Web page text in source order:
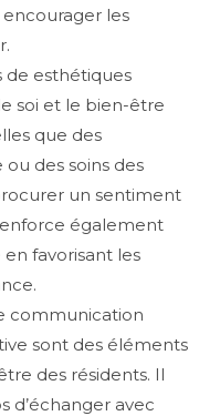
les
de esthétiques
soi et le bien-être
que des
ou des soins des
un sentiment
également
en favorisant les
communication
sont des éléments
des résidents. Il
d’échanger avec